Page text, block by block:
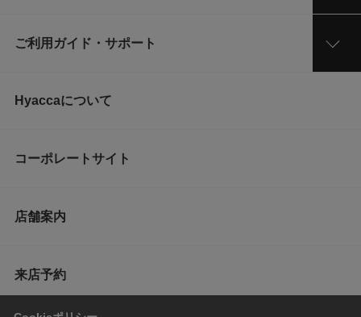
ご利用ガイド・サポート
Hyaccaについて
コーポレートサイト
店舗案内
来店予約